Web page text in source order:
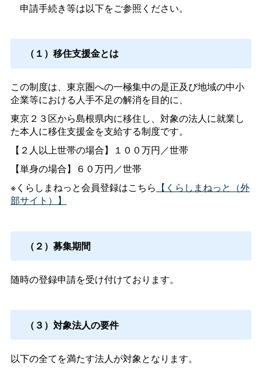
申請手続き等は以下をご参照ください。
（１）移住支援金とは
この制度は、東京圏への一極集中の是正及び地域の中小
企業等における人手不足の解消を目的に、
東京２３区から島根県内に移住し、対象の法人に就業し
た本人に移住支援金を支給する制度です。
【２人以上世帯の場合】１００万円／世帯
【単身の場合】６０万円／世帯
※くらしまねっと会員登録はこちら 【くらしまねっと（外
部サイト）】
（２）募集期間
随時の登録申請を受け付けております。
（３）対象法人の要件
以下の全てを満たす法人が対象となります。